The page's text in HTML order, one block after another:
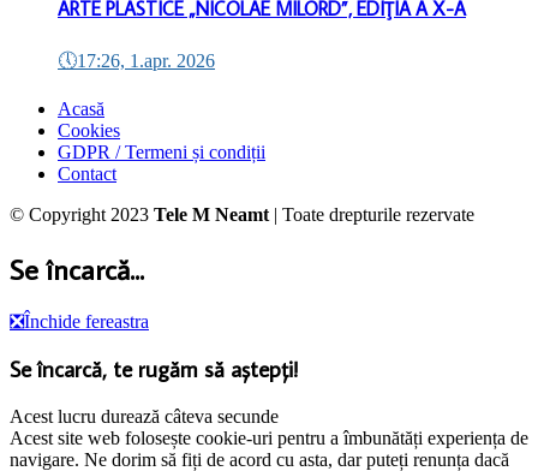
ARTE PLASTICE „NICOLAE MILORD”, EDIŢIA A X-A
🕔17:26, 1.apr. 2026
Acasă
Cookies
GDPR / Termeni și condiții
Contact
© Copyright 2023 Tele M Neamt | Toate drepturile rezervate
Se încarcă...
❎Închide fereastra
Se încarcă, te rugăm să aștepți!
Acest lucru durează câteva secunde
Acest site web folosește cookie-uri pentru a îmbunătăți experiența de
navigare. Ne dorim să fiți de acord cu asta, dar puteți renunța dacă